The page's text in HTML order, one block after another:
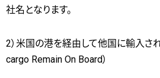
社名となります。
2）米国の港を経由して他国に輸入さ
cargo Remain On Board）